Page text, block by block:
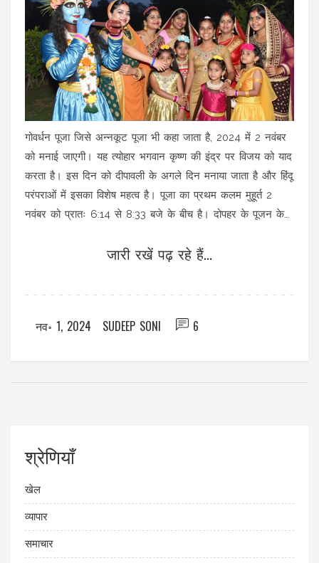
गोवर्धन पूजा जिसे अन्नकूट पूजा भी कहा जाता है, 2024 में 2 नवंबर
को मनाई जाएगी। यह त्योहार भगवान कृष्ण की इंद्र पर विजय को याद
करता है। इस दिन को दीपावली के अगले दिन मनाया जाता है और हिंदू
परंपराओं में इसका विशेष महत्व है। पूजा का प्रथम कलम मुहूर्त 2
नवंबर को प्रातः 6:14 से 8:33 बजे के बीच है। दोपहर के पूजन के
जारी रखें पढ़ रहे हैं...
नव॰ 1, 2024 SUDEEP SONI 6
श्रेणियाँ
खेल
व्यापार
समाचार